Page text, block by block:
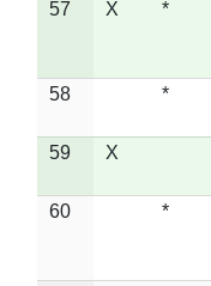
57 X *
58 *
59 X
60 *